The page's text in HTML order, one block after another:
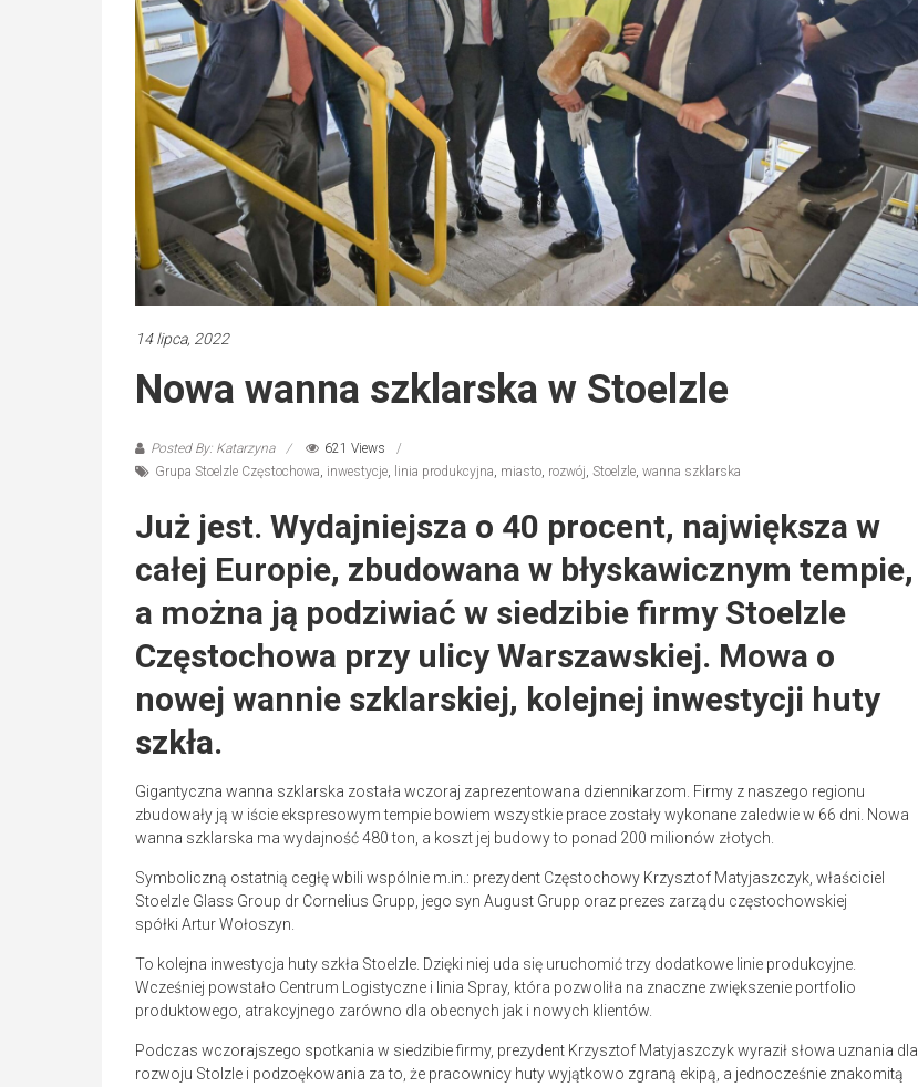
14 lipca, 2022
Nowa wanna szklarska w Stoelzle
Posted By: Katarzyna
621 Views
Grupa Stoelzle Częstochowa, inwestycje, linia produkcyjna, miasto, rozwój, Stoelzle, wanna szklarska
Już jest. Wydajniejsza o 40 procent, największa w
całej Europie, zbudowana w błyskawicznym tempie,
a można ją podziwiać w siedzibie firmy Stoelzle
Częstochowa przy ulicy Warszawskiej. Mowa o
nowej wannie szklarskiej, kolejnej inwestycji huty
szkła.
Gigantyczna wanna szklarska została wczoraj zaprezentowana dziennikarzom. Firmy z naszego regionu
zbudowały ją w iście ekspresowym tempie bowiem wszystkie prace zostały wykonane zaledwie w 66 dni. Nowa
wanna szklarska ma wydajność 480 ton, a koszt jej budowy to ponad 200 milionów złotych.
Symboliczną ostatnią cegłę wbili wspólnie m.in.: prezydent Częstochowy Krzysztof Matyjaszczyk, właściciel
Stoelzle Glass Group dr Cornelius Grupp, jego syn August Grupp oraz prezes zarządu częstochowskiej
spółki Artur Wołoszyn.
To kolejna inwestycja huty szkła Stoelzle. Dzięki niej uda się uruchomić trzy dodatkowe linie produkcyjne.
Wcześniej powstało Centrum Logistyczne i linia Spray, która pozwoliła na znaczne zwiększenie portfolio
produktowego, atrakcyjnego zarówno dla obecnych jak i nowych klientów.
Podczas wczorajszego spotkania w siedzibie firmy, prezydent Krzysztof Matyjaszczyk wyraził słowa uznania dla
rozwoju Stolzle i podzoękowania za to, że pracownicy huty wyjątkowo zgraną ekipą, a jednocześnie znakomitą